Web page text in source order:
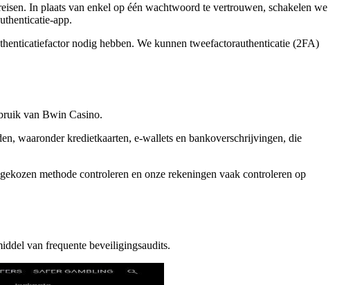
In plaats van enkel op één wachtwoord te vertrouwen, schakelen we
app.
nodig hebben. We kunnen tweefactorauthenticatie (2FA)
van Bwin Casino.
waaronder kredietkaarten, e-wallets en bankoverschrijvingen, die
methode controleren en onze rekeningen vaak controleren op
van frequente beveiligingsaudits.